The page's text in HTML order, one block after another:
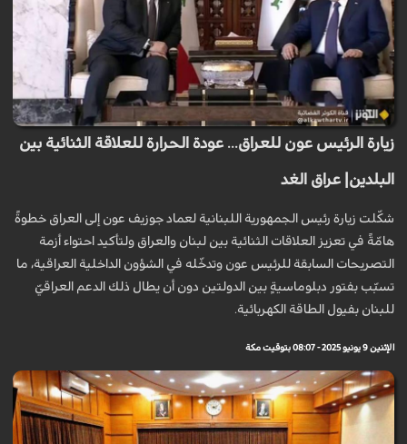
زيارة الرئيس عون للعراق... عودة الحرارة للعلاقة الثنائية بين
البلدين| عراق الغد
شكّلت زيارة رئيس الجمهورية اللبنانية لعماد جوزيف عون إلى العراق خطوةً
هامّةً في تعزيز العلاقات الثنائية بين لبنان والعراق ولتأكيد احتواء أزمة
التصريحات السابقة للرئيس عون وتدخّله في الشؤون الداخلية العراقية، ما
تسبّب بفتور دبلوماسيةٍ بين الدولتين دون أن يطال ذلك الدعم العراقيّ
للبنان بفيول الطاقة الكهربائية.
الإثنين 9 يونيو 2025 - 08:07 بتوقيت مكة